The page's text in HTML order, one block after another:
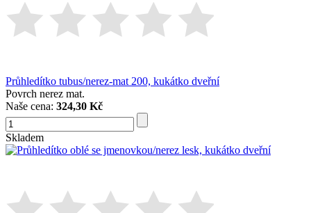
Průhledítko tubus/nerez-mat 200, kukátko dveřní
Povrch nerez mat.
Naše cena: 324,30 Kč
Skladem